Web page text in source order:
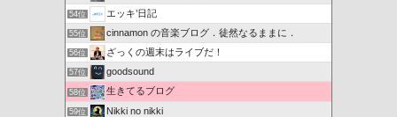
54位 エッキ’日記
55位 cinnamon の音楽ブログ．徒然なるままに．
56位 ざっくの週末はライブだ！
57位 goodsound
58位 生きてるブログ
59位 Nikki no nikki